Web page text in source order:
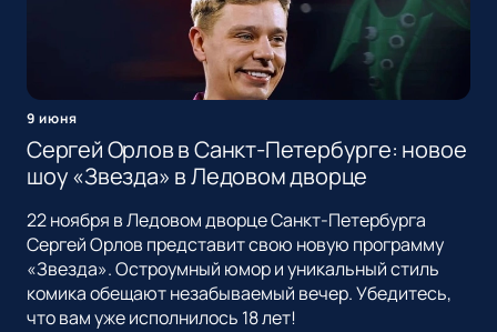
9 июня
Сергей Орлов в Санкт-Петербурге: новое
шоу «Звезда» в Ледовом дворце
22 ноября в Ледовом дворце Санкт-Петербурга
Сергей Орлов представит свою новую программу
«Звезда». Остроумный юмор и уникальный стиль
комика обещают незабываемый вечер. Убедитесь,
что вам уже исполнилось 18 лет!